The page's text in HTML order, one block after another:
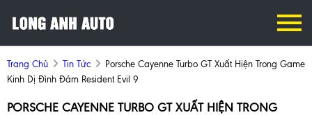
Trang Chủ Tin Tức
Porsche Cayenne Turbo GT Xuất Hiện Trong Game
Kinh Dị Đình Đám Resident Evil 9
PORSCHE CAYENNE TURBO GT XUẤT HIỆN TRONG